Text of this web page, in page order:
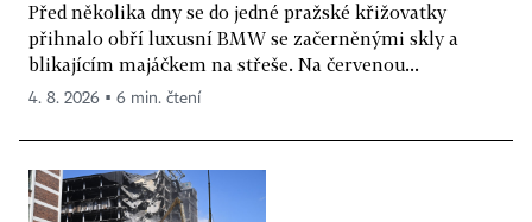
Před několika dny se do jedné pražské křižovatky
přihnalo obří luxusní BMW se začerněnými skly a
blikajícím majáčkem na střeše. Na červenou...
4. 8. 2026 ▪ 6 min. čtení